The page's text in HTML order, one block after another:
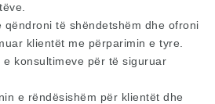
qëndroni të shëndetshëm dhe ofroni
klientët me përparimin e tyre.
e konsultimeve për të siguruar
e rëndësishëm për klientët dhe